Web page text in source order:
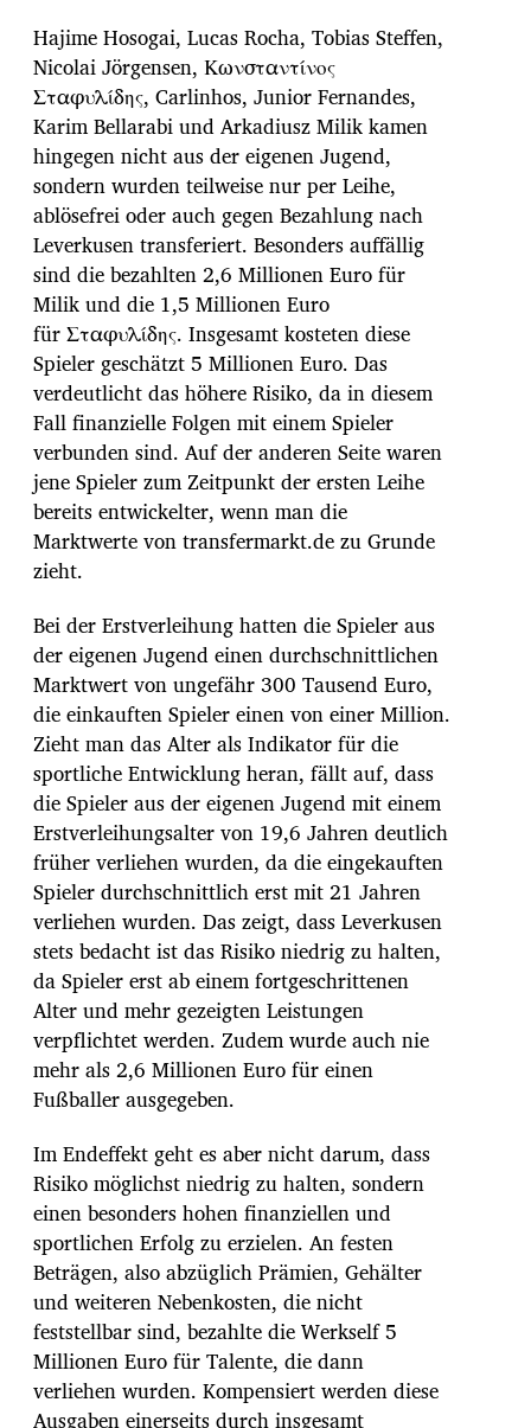
Hajime Hosogai, Lucas Rocha, Tobias Steffen,
Nicolai Jörgensen, Κωνσταντίνος
Σταφυλίδης, Carlinhos, Junior Fernandes,
Karim Bellarabi und Arkadiusz Milik kamen
hingegen nicht aus der eigenen Jugend,
sondern wurden teilweise nur per Leihe,
ablösefrei oder auch gegen Bezahlung nach
Leverkusen transferiert. Besonders auffällig
sind die bezahlten 2,6 Millionen Euro für
Milik und die 1,5 Millionen Euro
für Σταφυλίδης. Insgesamt kosteten diese
Spieler geschätzt 5 Millionen Euro. Das
verdeutlicht das höhere Risiko, da in diesem
Fall finanzielle Folgen mit einem Spieler
verbunden sind. Auf der anderen Seite waren
jene Spieler zum Zeitpunkt der ersten Leihe
bereits entwickelter, wenn man die
Marktwerte von transfermarkt.de zu Grunde
zieht.
Bei der Erstverleihung hatten die Spieler aus
der eigenen Jugend einen durchschnittlichen
Marktwert von ungefähr 300 Tausend Euro,
die einkauften Spieler einen von einer Million.
Zieht man das Alter als Indikator für die
sportliche Entwicklung heran, fällt auf, dass
die Spieler aus der eigenen Jugend mit einem
Erstverleihungsalter von 19,6 Jahren deutlich
früher verliehen wurden, da die eingekauften
Spieler durchschnittlich erst mit 21 Jahren
verliehen wurden. Das zeigt, dass Leverkusen
stets bedacht ist das Risiko niedrig zu halten,
da Spieler erst ab einem fortgeschrittenen
Alter und mehr gezeigten Leistungen
verpflichtet werden. Zudem wurde auch nie
mehr als 2,6 Millionen Euro für einen
Fußballer ausgegeben.
Im Endeffekt geht es aber nicht darum, dass
Risiko möglichst niedrig zu halten, sondern
einen besonders hohen finanziellen und
sportlichen Erfolg zu erzielen. An festen
Beträgen, also abzüglich Prämien, Gehälter
und weiteren Nebenkosten, die nicht
feststellbar sind, bezahlte die Werkself 5
Millionen Euro für Talente, die dann
verliehen wurden. Kompensiert werden diese
Ausgaben einerseits durch insgesamt